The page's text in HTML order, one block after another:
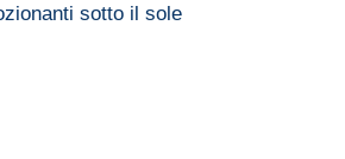
sotto il sole